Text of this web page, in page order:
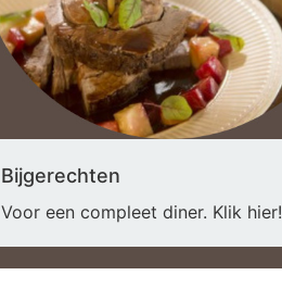
Bijgerechten
Voor een compleet diner. Klik hier!